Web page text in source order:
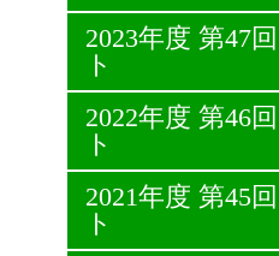
2023年度 第47
ト
2022年度 第46
ト
2021年度 第45
ト